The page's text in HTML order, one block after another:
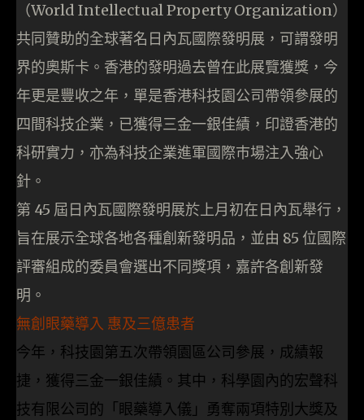
（World Intellectual Property Organization）
共同贊助的全球著名日內瓦國際發明展，可謂發明
界的奧斯卡。香港的發明過去曾在此展覽獲獎，今
年更是豐收之年，單是香港科技園公司帶領參展的
四間科技企業，已獲得三金一銀佳績，印證香港的
科研實力，亦為科技企業進軍國際巿場注入強心
針。
第 45 屆日內瓦國際發明展於上月初在日內瓦舉行，
旨在展示全球各地各種創新發明品，並由 85 位國際
評審組成的委員會選出不同獎項，嘉許各創新發
明。
無創眼藥導入 惠及三億患者
今年，科技園第五次帶領園區公司參展，成績報
捷， 獲得三金一銀佳績。其中，科學園內的宏聲科
技有限公司的「眼藥導入儀」勇奪兩項特別大獎及